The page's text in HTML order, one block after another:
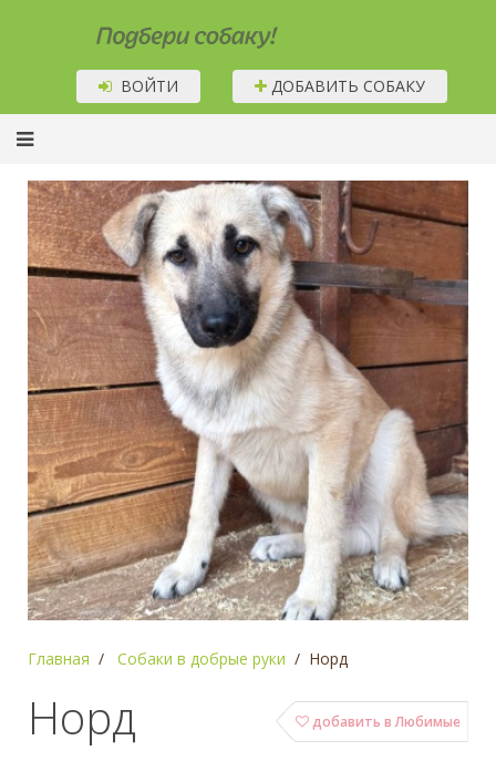
Подбери собаку!
ВОЙТИ ДОБАВИТЬ СОБАКУ
Главная Собаки в добрые руки Норд
добавить в Любимые
Норд